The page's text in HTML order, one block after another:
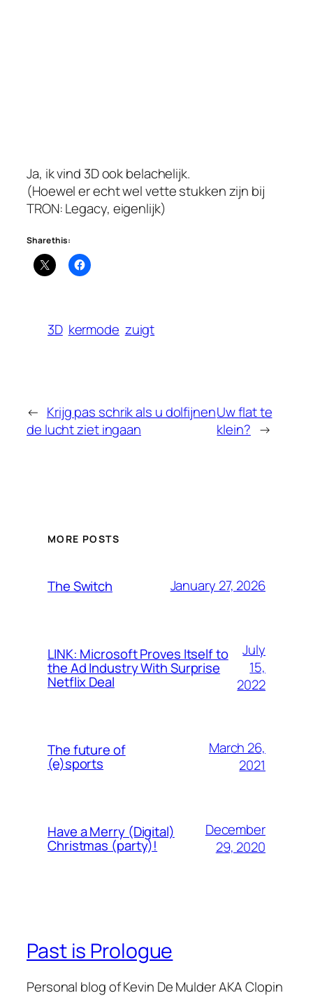
Ja, ik vind 3D ook belachelijk.
(Hoewel er echt wel vette stukken zijn bij
TRON: Legacy, eigenlijk)
Share this:
3D kermode zuigt
← Krijg pas schrik als u dolfijnen
de lucht ziet ingaan
Uw flat te
klein? →
MORE POSTS
The Switch January 27, 2026
LINK: Microsoft Proves Itself to
the Ad Industry With Surprise
Netflix Deal
July
15,
2022
The future of
(e)sports
March 26,
2021
Have a Merry (Digital)
Christmas (party)!
December
29, 2020
Past is Prologue
Personal blog of Kevin De Mulder AKA Clopin